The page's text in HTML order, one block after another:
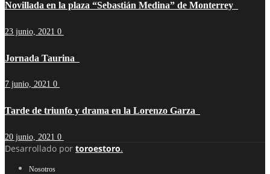
Novillada en la plaza “Sebastián Medina” de Monterrey
23 junio, 2021 0
Jornada Taurina
7 junio, 2021 0
Tarde de triunfo y drama en la Lorenzo Garza
20 junio, 2021 0
Desarrollado por toroestoro.
Nosotros